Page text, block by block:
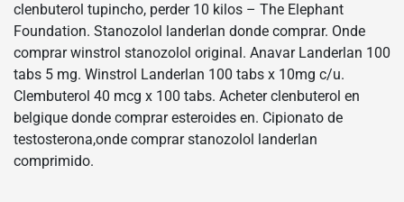
clenbuterol tupincho, perder 10 kilos – The Elephant
Foundation. Stanozolol landerlan donde comprar. Onde
comprar winstrol stanozolol original. Anavar Landerlan 100
tabs 5 mg. Winstrol Landerlan 100 tabs x 10mg c/u.
Clembuterol 40 mcg x 100 tabs. Acheter clenbuterol en
belgique donde comprar esteroides en. Cipionato de
testosterona,onde comprar stanozolol landerlan
comprimido.